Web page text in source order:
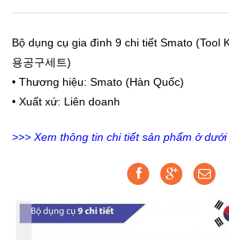
Bộ dụng cụ gia đình 9 chi tiết Smato (Tool
용공구세트)
• Thương hiệu: Smato (Hàn Quốc)
• Xuất xứ: Liên doanh
>>> Xem thông tin chi tiết sản phẩm ở dưới